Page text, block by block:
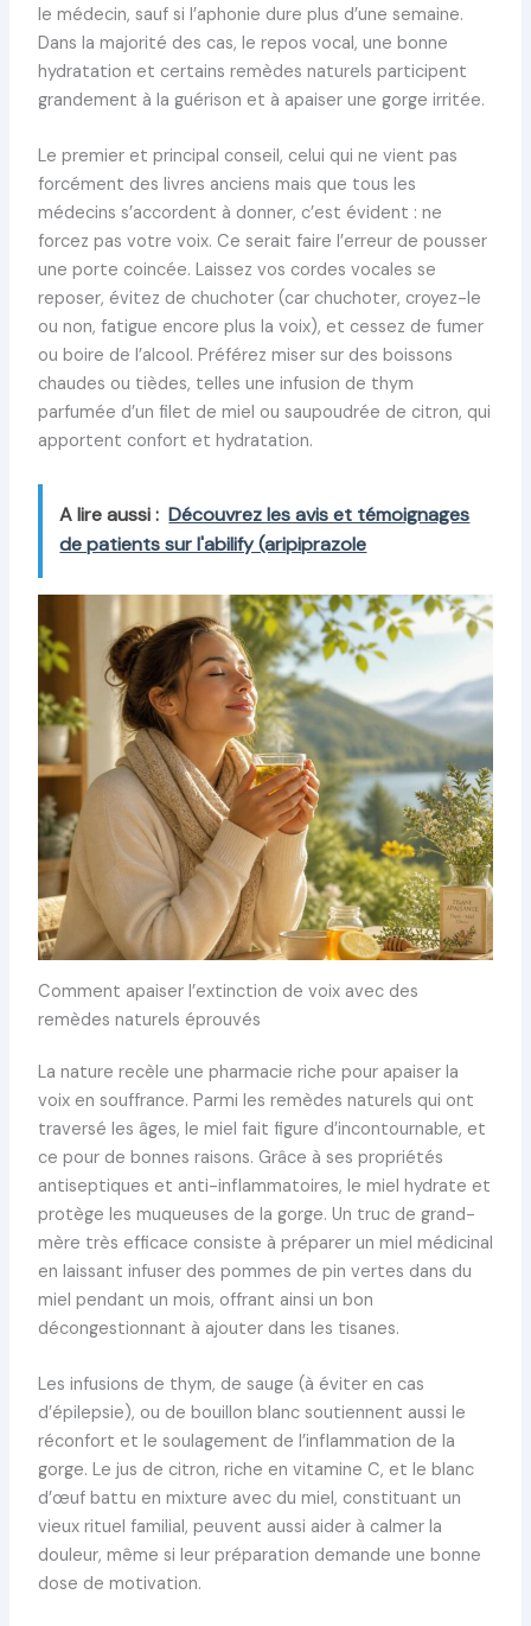
le médecin, sauf si l’aphonie dure plus d’une semaine.
Dans la majorité des cas, le repos vocal, une bonne
hydratation et certains remèdes naturels participent
grandement à la guérison et à apaiser une gorge irritée.
Le premier et principal conseil, celui qui ne vient pas
forcément des livres anciens mais que tous les
médecins s’accordent à donner, c’est évident : ne
forcez pas votre voix. Ce serait faire l’erreur de pousser
une porte coincée. Laissez vos cordes vocales se
reposer, évitez de chuchoter (car chuchoter, croyez-le
ou non, fatigue encore plus la voix), et cessez de fumer
ou boire de l’alcool. Préférez miser sur des boissons
chaudes ou tièdes, telles une infusion de thym
parfumée d’un filet de miel ou saupoudrée de citron, qui
apportent confort et hydratation.
A lire aussi : Découvrez les avis et témoignages
de patients sur l'abilify (aripiprazole
Comment apaiser l’extinction de voix avec des
remèdes naturels éprouvés
La nature recèle une pharmacie riche pour apaiser la
voix en souffrance. Parmi les remèdes naturels qui ont
traversé les âges, le miel fait figure d’incontournable, et
ce pour de bonnes raisons. Grâce à ses propriétés
antiseptiques et anti-inflammatoires, le miel hydrate et
protège les muqueuses de la gorge. Un truc de grand-
mère très efficace consiste à préparer un miel médicinal
en laissant infuser des pommes de pin vertes dans du
miel pendant un mois, offrant ainsi un bon
décongestionnant à ajouter dans les tisanes.
Les infusions de thym, de sauge (à éviter en cas
d’épilepsie), ou de bouillon blanc soutiennent aussi le
réconfort et le soulagement de l’inflammation de la
gorge. Le jus de citron, riche en vitamine C, et le blanc
d’œuf battu en mixture avec du miel, constituant un
vieux rituel familial, peuvent aussi aider à calmer la
douleur, même si leur préparation demande une bonne
dose de motivation.